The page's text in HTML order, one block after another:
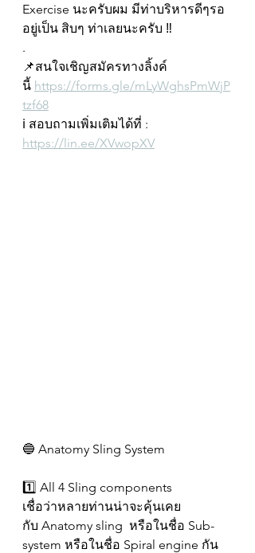
Exercise นะครับผม มีท่าบริหารดีๆรอ
อยู่เป็น สิบๆ ท่าเลยนะครับ ‼️
.
📌สนใจเชิญสมัครทางลิ้งค์
นี้ https://forms.gle/mLyWghsPmWjP
tzf68
ℹ️ สอบถามเพิ่มเติมได้ที่ :
https://lin.ee/XVwopXV
🔵 Anatomy Sling System
1️⃣ All 4 Sling components
เชื่อว่าหลายท่านน่าจะคุ้นเคย
กับ Anatomy sling  หรือในชื่อ Sub-
system หรือในชื่อ Spiral engine กัน